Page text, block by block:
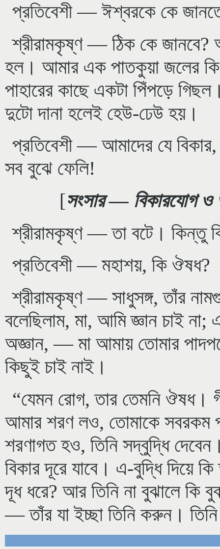
প্রতিবেশী — ঈশ্বরকে কে
শ্রীরামকৃষ্ণ — ঠিক কে
হল। আমার এক পাতকুয়া জলের কি
পাহারের কাছে একটা পিঁপড়ে
দুটো দানা হলেই হেউ-ঢেউ হয়।
প্রতিবেশী — আমাদের যে
সব বুঝে ফেলি!
[সংসার — বিকারযোগ
শ্রীরামকৃষ্ণ — তা বটে। কিন্তু
প্রতিবেশী — মহাশয়, কি ঔষধ?
শ্রীরামকৃষ্ণ — সাধুসঙ্গ, তাঁর
বলেছিলাম, মা, আমি জ্ঞান চাই
অজ্ঞান, — মা আমায় তোমার
কিছুই চাই নাই।
“যেমন রোগ, তার তেমনি ঔষধ।
আমার শরণ লও, তোমাকে সবরকম
শরণাগত হও, তিনি সদ্বুদ্ধি
বিকার দূরে যাবে। এ-বুদ্ধি দিয়ে
দূধ ধরে? আর তিনি না বুঝালে কি
— তাঁর যা ইচ্ছা তিনি করুন।